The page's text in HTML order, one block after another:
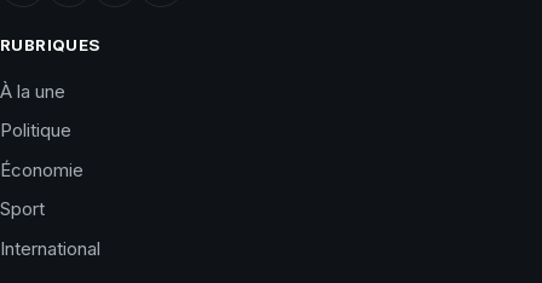
RUBRIQUES
À la une
Politique
Économie
Sport
International